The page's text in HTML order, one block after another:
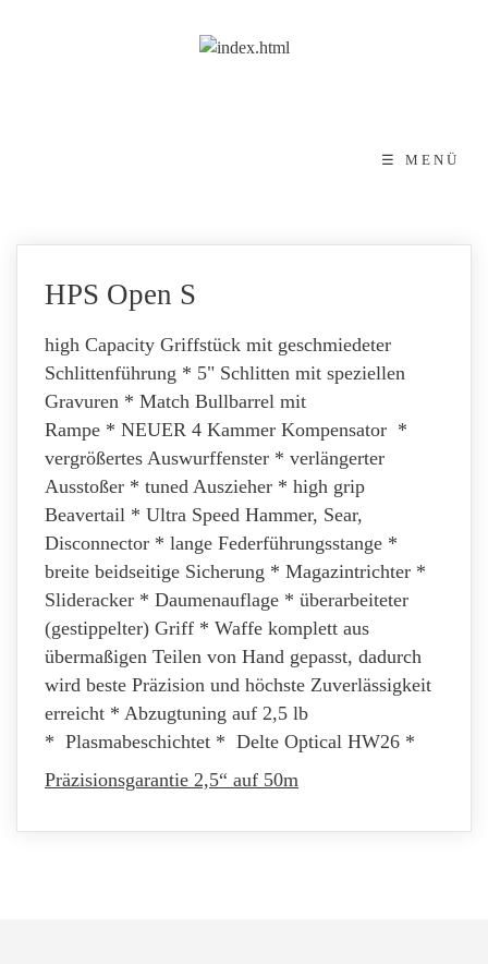
☰ MENÜ
HPS Open S
high Capacity Griffstück mit geschmiedeter
Schlittenführung * 5" Schlitten mit speziellen
Gravuren * Match Bullbarrel mit
Rampe * NEUER 4 Kammer Kompensator *
vergrößertes Auswurffenster * verlängerter
Ausstoßer * tuned Auszieher * high grip
Beavertail * Ultra Speed Hammer, Sear,
Disconnector * lange Federführungsstange *
breite beidseitige Sicherung * Magazintrichter *
Slideracker * Daumenauflage * überarbeiteter
(gestippelter) Griff * Waffe komplett aus
übermaßigen Teilen von Hand gepasst, dadurch
wird beste Präzision und höchste Zuverlässigkeit
erreicht * Abzugtuning auf 2,5 lb
* Plasmabeschichtet * Delte Optical HW26 *
Präzisionsgarantie 2,5“ auf 50m